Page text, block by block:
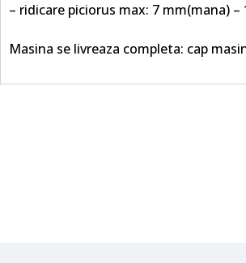
– ridicare piciorus max: 7 mm(mana)
Masina se livreaza completa: cap